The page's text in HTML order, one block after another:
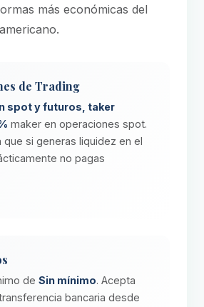
más económicas del
de Trading
spot y futuros, taker
maker en operaciones spot.
que si generas liquidez en el
no pagas
de Sin mínimo. Acepta
bancaria desde